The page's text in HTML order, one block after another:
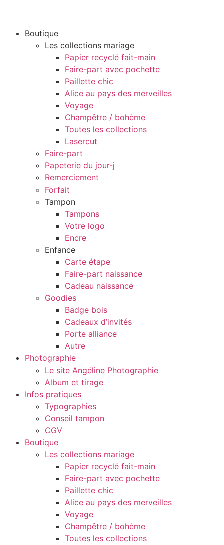
Boutique
Les collections mariage
Papier recyclé fait-main
Faire-part avec pochette
Paillette chic
Alice au pays des merveilles
Voyage
Champêtre / bohème
Toutes les collections
Lasercut
Faire-part
Papeterie du jour-j
Remerciement
Forfait
Tampon
Tampons
Votre logo
Encre
Enfance
Carte étape
Faire-part naissance
Cadeau naissance
Goodies
Badge bois
Cadeaux d’invités
Porte alliance
Autre
Photographie
Le site Angéline Photographie
Album et tirage
Infos pratiques
Typographies
Conseil tampon
CGV
Boutique
Les collections mariage
Papier recyclé fait-main
Faire-part avec pochette
Paillette chic
Alice au pays des merveilles
Voyage
Champêtre / bohème
Toutes les collections